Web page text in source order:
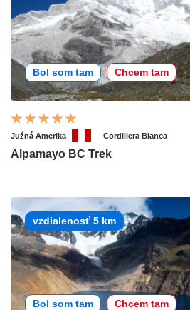
Bol som tam Chcem tam
Južná Amerika Cordillera Blanca
Alpamayo BC Trek
vzdialenosť 5 km
Bol som tam Chcem tam